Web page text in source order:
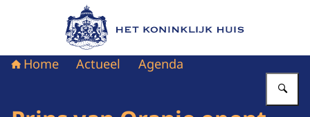
Naar de homepage van Het Koninklijk Huis
Home Actueel Agenda